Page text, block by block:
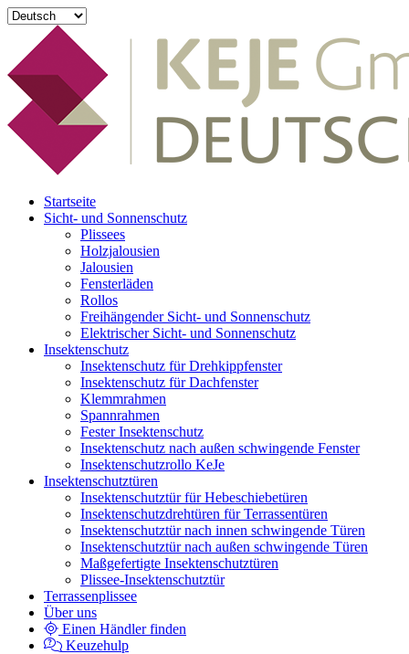
Startseite
Sicht- und Sonnenschutz
Plissees
Holzjalousien
Jalousien
Fensterläden
Rollos
Freihängender Sicht- und Sonnenschutz
Elektrischer Sicht- und Sonnenschutz
Insektenschutz
Insektenschutz für Drehkippfenster
Insektenschutz für Dachfenster
Klemmrahmen
Spannrahmen
Fester Insektenschutz
Insektenschutz nach außen schwingende Fenster
Insektenschutzrollo KeJe
Insektenschutztüren
Insektenschutztür für Hebeschiebetüren
Insektenschutzdrehtüren für Terrassentüren
Insektenschutztür nach innen schwingende Türen
Insektenschutztür nach außen schwingende Türen
Maßgefertigte Insektenschutztüren
Plissee-Insektenschutztür
Terrassenplissee
Über uns
Einen Händler finden
Keuzehulp